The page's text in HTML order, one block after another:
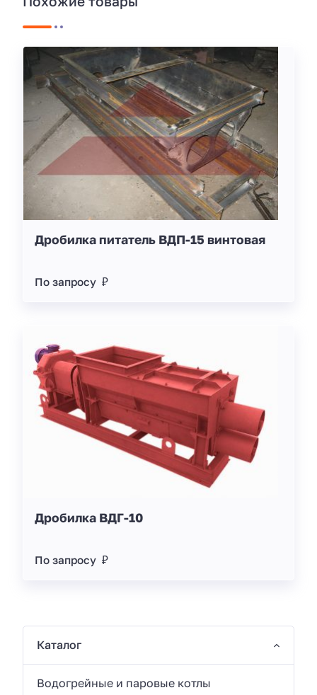
Дробилка питатель ВДП-15 винтовая
По запросу ₽
Дробилка ВДГ-10
По запросу ₽
Каталог
Водогрейные и паровые котлы